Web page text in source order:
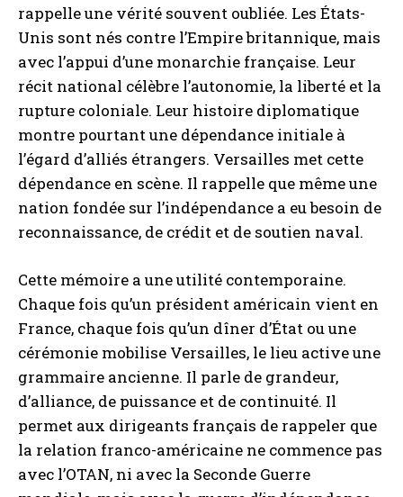
rappelle une vérité souvent oubliée. Les États-
Unis sont nés contre l’Empire britannique, mais
avec l’appui d’une monarchie française. Leur
récit national célèbre l’autonomie, la liberté et la
rupture coloniale. Leur histoire diplomatique
montre pourtant une dépendance initiale à
l’égard d’alliés étrangers. Versailles met cette
dépendance en scène. Il rappelle que même une
nation fondée sur l’indépendance a eu besoin de
reconnaissance, de crédit et de soutien naval.
Cette mémoire a une utilité contemporaine.
Chaque fois qu’un président américain vient en
France, chaque fois qu’un dîner d’État ou une
cérémonie mobilise Versailles, le lieu active une
grammaire ancienne. Il parle de grandeur,
d’alliance, de puissance et de continuité. Il
permet aux dirigeants français de rappeler que
la relation franco-américaine ne commence pas
avec l’OTAN, ni avec la Seconde Guerre